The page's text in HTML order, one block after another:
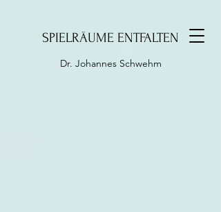
SPIELRÄUME ENTFALTEN
Dr. Johannes Schwehm